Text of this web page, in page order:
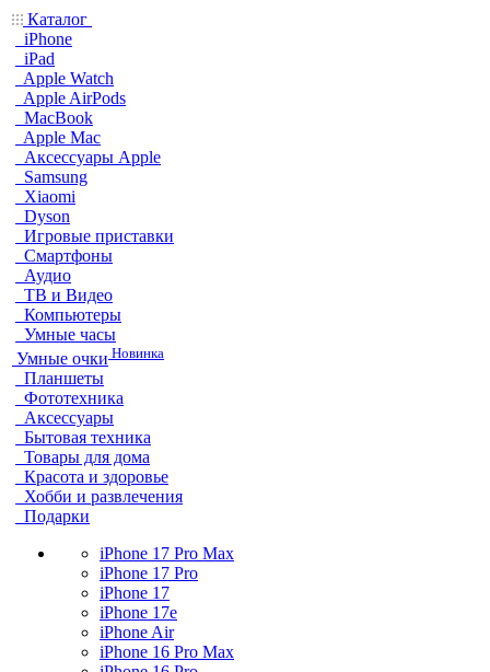
Каталог
iPhone
iPad
Apple Watch
Apple AirPods
MacBook
Apple Mac
Аксессуары Apple
Samsung
Xiaomi
Dyson
Игровые приставки
Смартфоны
Аудио
ТВ и Видео
Компьютеры
Умные часы
Умные очки Новинка
Планшеты
Фототехника
Аксессуары
Бытовая техника
Товары для дома
Красота и здоровье
Хобби и развлечения
Подарки
iPhone 17 Pro Max
iPhone 17 Pro
iPhone 17
iPhone 17e
iPhone Air
iPhone 16 Pro Max